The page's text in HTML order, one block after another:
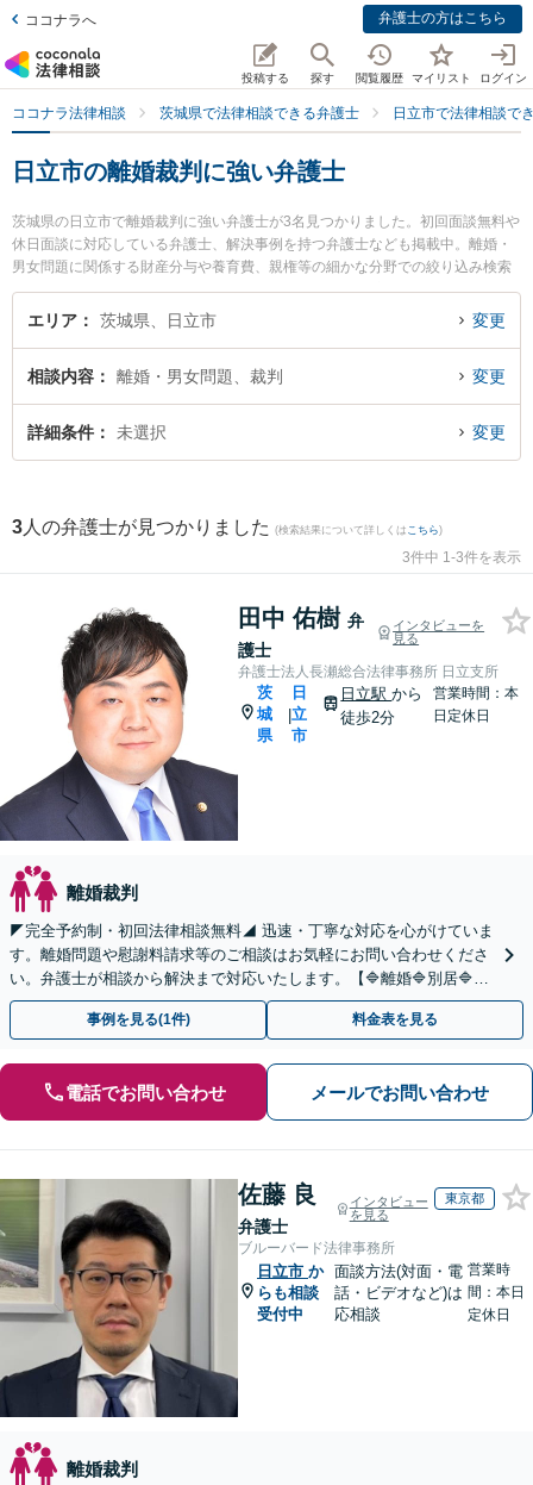
ココナラへ 弁護士の方はこちら
投稿する 探す 閲覧履歴 マイリスト ログイン
ココナラ法律相談 茨城県で法律相談できる弁護士 日立市で法律相談で
日立市の離婚裁判に強い弁護士
茨城県の日立市で離婚裁判に強い弁護士が3名見つかりました。初回面談無料や
休日面談に対応している弁護士、解決事例を持つ弁護士なども掲載中。離婚・
男女問題に関係する財産分与や養育費、親権等の細かな分野での絞り込み検索
もでき便利です。特に弁護士法人長瀬総合法律事務所 日立支所の田中 佑樹弁護
士や弁護士法人片岡総合法律事務所 日立事務所の髙梨 亮輔弁護士、弁護士法人
のトラブルを今すぐに弁護士に相談したい』『離婚裁判のトラブル解決の実績
豊富な近くの弁護士を検索したい』『初回相談無料で離婚裁判を法律相談でき
る日立市内の弁護士に相談予約したい』などでお困りの相談者さんにおすすめ
エリア 茨城県、日立市 変更
相談内容 離婚・男女問題、裁判 変更
詳細条件 未選択 変更
3 人の弁護士が見つかりました (検索結果について詳しくは こちら)
3件中 1-3件を表示
田中 佑樹 弁
護士
インタビューを
見る
弁護士法人長瀬総合法律事務所 日立支所
茨
城
県
|
日
立
市
日立駅から
徒歩2分
営業時間：本
日定休日
離婚裁判
◤完全予約制・初回法律相談無料◢ 迅速・丁寧な対応を心がけていま
す。離婚問題や慰謝料請求等のご相談はお気軽にお問い合わせくださ
い。弁護士が相談から解決まで対応いたします。【🔷離婚🔷別居🔷財
産分与🔷婚約破棄🔷不貞慰謝料トラブル】
事例を見る(1件) 料金表を見る
電話でお問い合わせ メールでお問い合わせ
佐藤 良
弁護士
インタビュー
を見る
東京都
ブルーバード法律事務所
日立市 か
らも相談
受付中
面談方法(対面・電
話・ビデオなど)は
応相談
営業時
間：本日
定休日
離婚裁判